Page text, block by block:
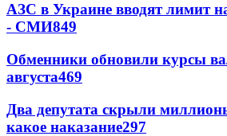
АЗС в Украине вводят лимит
- СМИ849
Обменники обновили курсы
августа469
Два депутата скрыли
какое наказание297